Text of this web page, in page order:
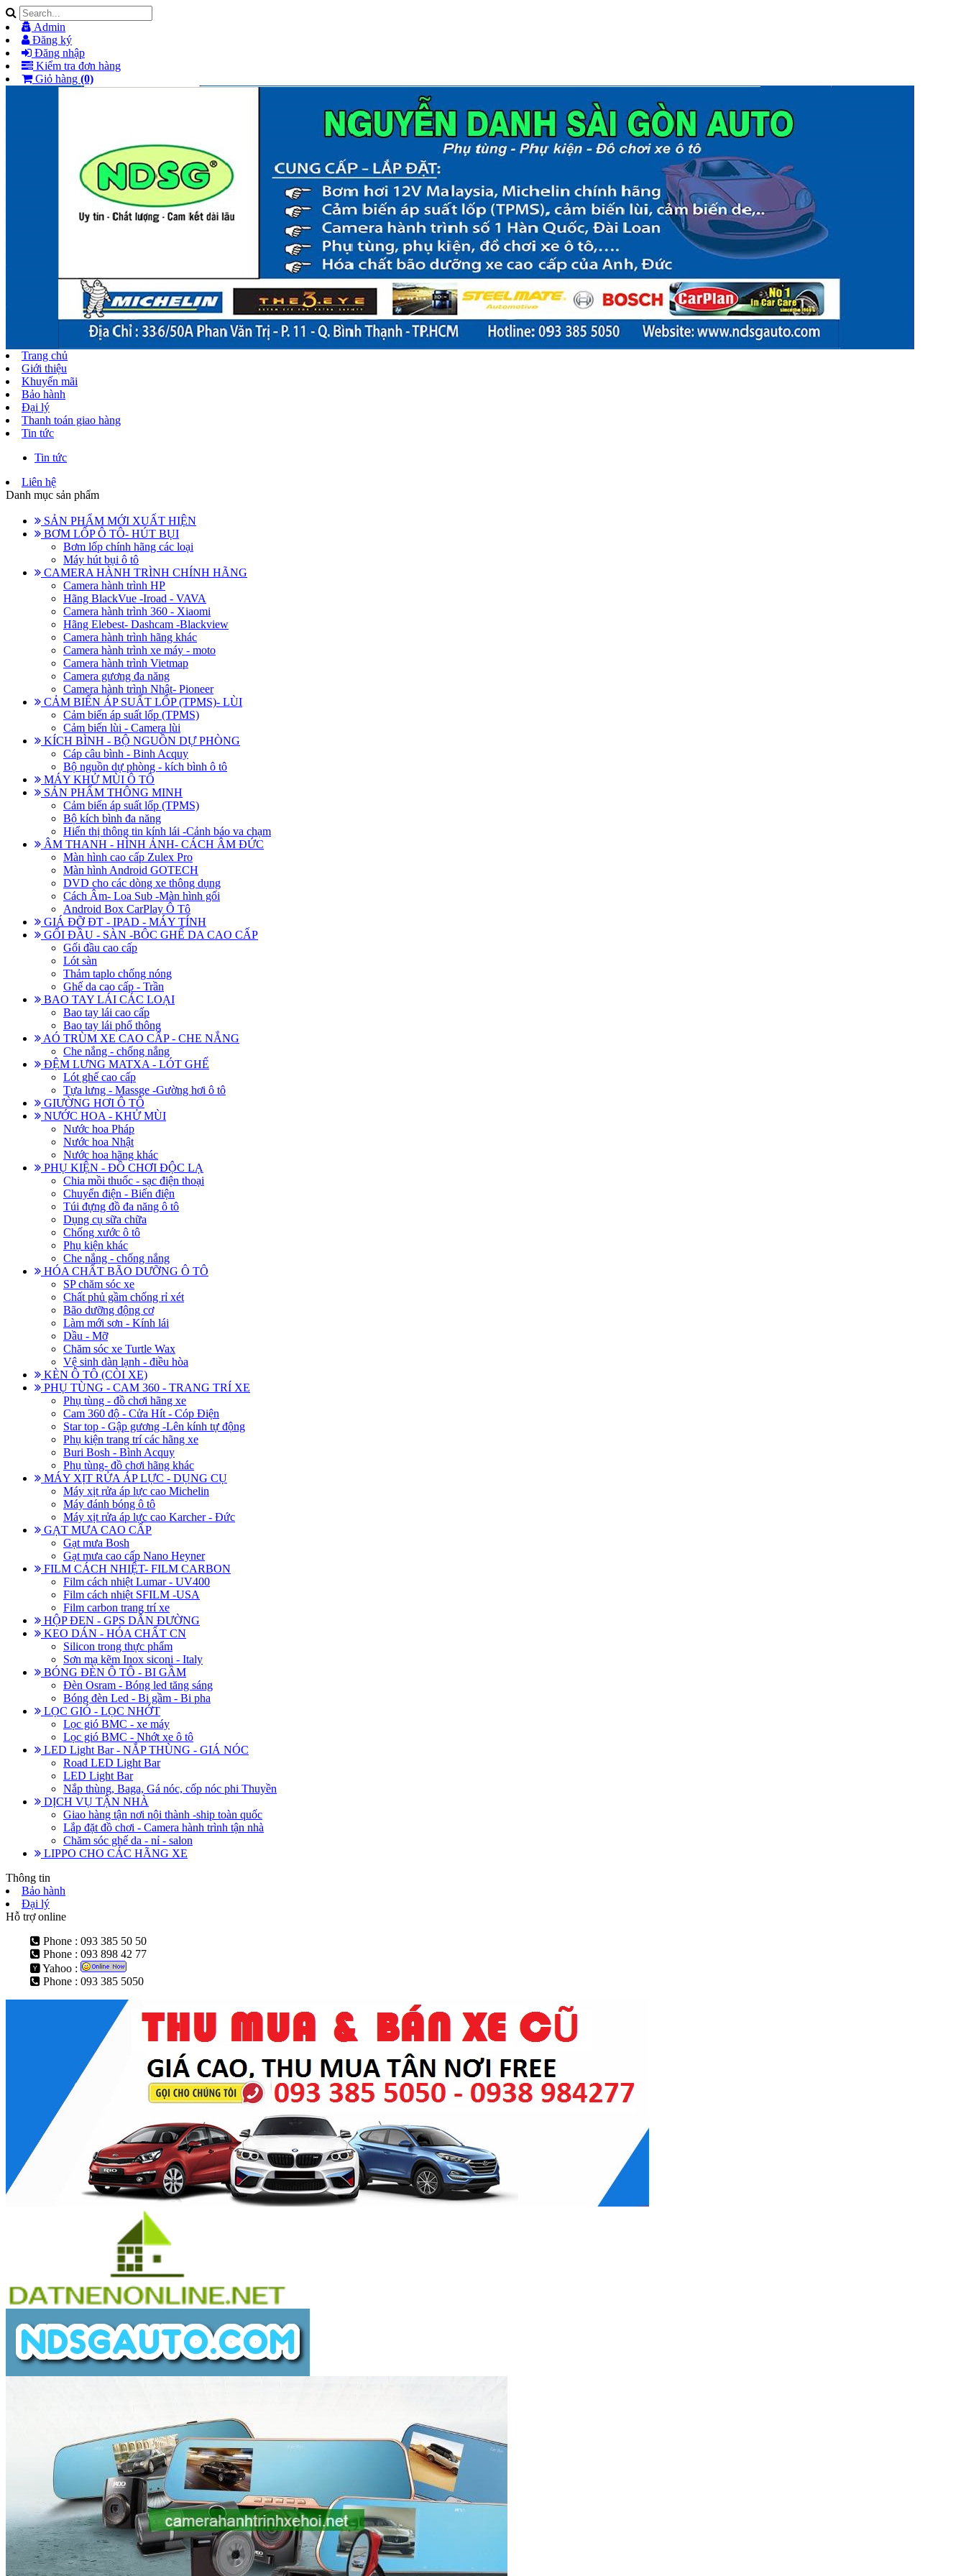
Admin
Đăng ký
Đăng nhập
Kiểm tra đơn hàng
Giỏ hàng (0)
Trang chủ
Giới thiệu
Khuyến mãi
Bảo hành
Đại lý
Thanh toán giao hàng
Tin tức
Tin tức
Liên hệ
Danh mục sản phẩm
SẢN PHẨM MỚI XUẤT HIỆN
BƠM LỐP Ô TÔ- HÚT BỤI
Bơm lốp chính hãng các loại
Máy hút bụi ô tô
CAMERA HÀNH TRÌNH CHÍNH HÃNG
Camera hành trình HP
Hãng BlackVue -Iroad - VAVA
Camera hành trình 360 - Xiaomi
Hãng Elebest- Dashcam -Blackview
Camera hành trình hãng khác
Camera hành trình xe máy - moto
Camera hành trình Vietmap
Camera gương đa năng
Camera hành trình Nhật- Pioneer
CẢM BIẾN ÁP SUẤT LỐP (TPMS)- LÙI
Cảm biến áp suất lốp (TPMS)
Cảm biến lùi - Camera lùi
KÍCH BÌNH - BỘ NGUỒN DỰ PHÒNG
Cáp câu bình - Binh Acquy
Bộ nguồn dự phòng - kích bình ô tô
MÁY KHỬ MÙI Ô TÔ
SẢN PHẨM THÔNG MINH
Cảm biến áp suất lốp (TPMS)
Bộ kích bình đa năng
Hiển thị thông tin kính lái -Cảnh báo va chạm
ÂM THANH - HÌNH ẢNH- CÁCH ÂM ĐỨC
Màn hình cao cấp Zulex Pro
Màn hình Android GOTECH
DVD cho các dòng xe thông dụng
Cách Âm- Loa Sub -Màn hình gối
Android Box CarPlay Ô Tô
GIÁ ĐỠ ĐT - IPAD - MÁY TÍNH
GỐI ĐẦU - SÀN -BÔC GHẾ DA CAO CẤP
Gối đầu cao cấp
Lót sàn
Thảm taplo chống nóng
Ghế da cao cấp - Trần
BAO TAY LÁI CÁC LOẠI
Bao tay lái cao cấp
Bao tay lái phổ thông
AÓ TRÙM XE CAO CẤP - CHE NẮNG
Che nắng - chống nắng
ĐỆM LƯNG MATXA - LÓT GHẾ
Lót ghế cao cấp
Tựa lưng - Massge -Gường hơi ô tô
GIƯỜNG HƠI Ô TÔ
NƯỚC HOA - KHỬ MÙI
Nước hoa Pháp
Nước hoa Nhật
Nước hoa hãng khác
PHỤ KIỆN - ĐỒ CHƠI ĐỘC LẠ
Chia mồi thuốc - sạc điện thoại
Chuyển điện - Biến điện
Túi đựng đồ đa năng ô tô
Dụng cụ sữa chữa
Chống xước ô tô
Phụ kiện khác
Che nắng - chống nắng
HÓA CHẤT BÃO DƯỠNG Ô TÔ
SP chăm sóc xe
Chất phủ gầm chống rỉ xét
Bão dưỡng động cơ
Làm mới sơn - Kính lái
Dầu - Mỡ
Chăm sóc xe Turtle Wax
Vệ sinh dàn lạnh - điều hòa
KÈN Ô TÔ (CÒI XE)
PHỤ TÙNG - CAM 360 - TRANG TRÍ XE
Phụ tùng - đồ chơi hãng xe
Cam 360 độ - Cửa Hít - Cóp Điện
Star top - Gập gương -Lên kính tự động
Phụ kiện trang trí các hãng xe
Buri Bosh - Bình Acquy
Phụ tùng- đồ chơi hãng khác
MÁY XỊT RỬA ÁP LỰC - DỤNG CỤ
Máy xịt rửa áp lực cao Michelin
Máy đánh bóng ô tô
Máy xịt rửa áp lực cao Karcher - Đức
GẠT MƯA CAO CẤP
Gạt mưa Bosh
Gạt mưa cao cấp Nano Heyner
FILM CÁCH NHIỆT- FILM CARBON
Film cách nhiệt Lumar - UV400
Film cách nhiệt SFILM -USA
Film carbon trang trí xe
HỘP ĐEN - GPS DẪN ĐƯỜNG
KEO DÁN - HÓA CHẤT CN
Silicon trong thực phẩm
Sơn mạ kẽm Inox siconi - Italy
BÓNG ĐÈN Ô TÔ - BI GẦM
Đèn Osram - Bóng led tăng sáng
Bóng đèn Led - Bi gầm - Bi pha
LỌC GIÓ - LỌC NHỚT
Lọc gió BMC - xe máy
Lọc gió BMC - Nhớt xe ô tô
LED Light Bar - NẮP THÙNG - GIÁ NÓC
Road LED Light Bar
LED Light Bar
Nắp thùng, Baga, Gá nóc, cốp nóc phi Thuyền
DỊCH VỤ TẬN NHÀ
Giao hàng tận nơi nội thành -ship toàn quốc
Lắp đặt đồ chơi - Camera hành trình tận nhà
Chăm sóc ghế da - nỉ - salon
LIPPO CHO CÁC HÃNG XE
Thông tin
Bảo hành
Đại lý
Hỗ trợ online
Phone : 093 385 50 50
Phone : 093 898 42 77
Yahoo :
Phone : 093 385 5050